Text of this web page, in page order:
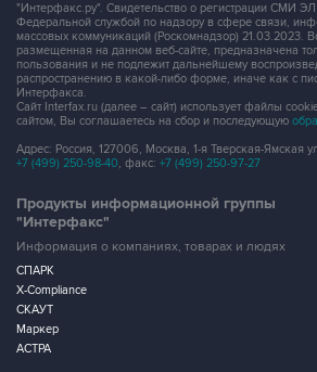
"Интерфакс.ру". Свидетельство о регистрации СМИ
Федеральной службой по надзору в сфере связи,
массовых коммуникаций (Роскомнадзор) 21.03.2023.
размещенная на данном веб-сайте, предназначена
пользования и не подлежит дальнейшему
распространению в какой-либо форме, иначе как с
Интерфакса.
Сайт Interfax.ru (далее – сайт) использует файлы
сайтом, Вы соглашаетесь на сбор и последующую
Адрес: Россия, 127006, Москва, 1-я Тверская-Ямская
+7 (499) 250-98-40, факс: +7 (499) 250-97-27
Продукты информационной группы
"Интерфакс"
Информация о компаниях, товарах и людях
СПАРК
X-Compliance
СКАУТ
Маркер
АСТРА